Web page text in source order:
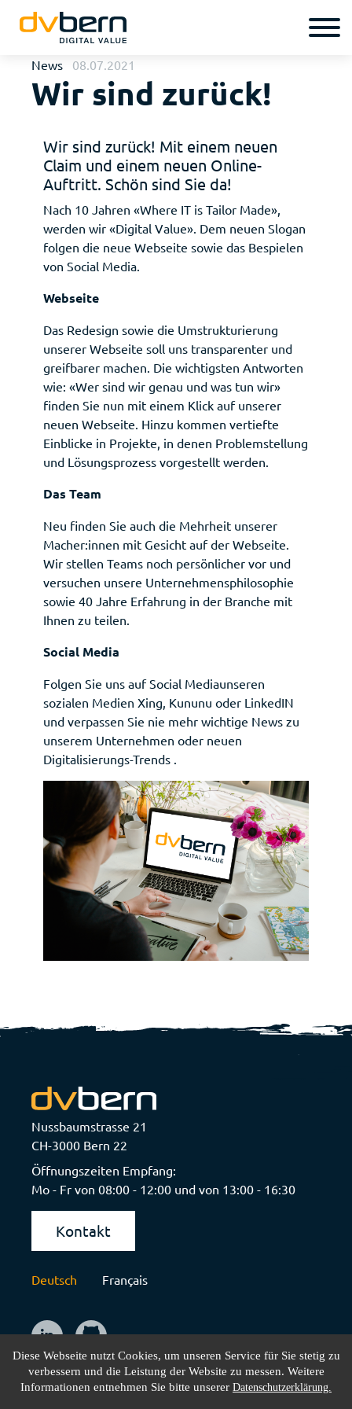
Deutsch Français
News 08.07.2021
Wir sind zurück!
Wir sind zurück! Mit einem neuen
Claim und einem neuen Online-
Auftritt. Schön sind Sie da!
Nach 10 Jahren «Where IT is Tailor Made»,
werden wir «Digital Value». Dem neuen Slogan
folgen die neue Webseite sowie das Bespielen
von Social Media.
Webseite
Das Redesign sowie die Umstrukturierung
unserer Webseite soll uns transparenter und
greifbarer machen. Die wichtigsten Antworten
wie: «Wer sind wir genau und was tun wir»
finden Sie nun mit einem Klick auf unserer
neuen Webseite. Hinzu kommen vertiefte
Einblicke in Projekte, in denen Problemstellung
und Lösungsprozess vorgestellt werden.
Das Team
Neu finden Sie auch die Mehrheit unserer
Macher:innen mit Gesicht auf der Webseite.
Wir stellen Teams noch persönlicher vor und
versuchen unsere Unternehmensphilosophie
sowie 40 Jahre Erfahrung in der Branche mit
Ihnen zu teilen.
Social Media
Folgen Sie uns auf Social Mediaunseren
sozialen Medien Xing, Kununu oder LinkedIN
und verpassen Sie nie mehr wichtige News zu
unserem Unternehmen oder neuen
Digitalisierungs-Trends .
Nussbaumstrasse 21
CH-3000 Bern 22
Öffnungszeiten Empfang:
Mo - Fr von 08:00 - 12:00 und von 13:00 - 16:30
Kontakt
Deutsch Français
Diese Webseite nutzt Cookies, um unseren Service für Sie stetig zu
verbessern und die Leistung der Website zu messen. Weitere
Informationen entnehmen Sie bitte unserer Datenschutzerklärung.